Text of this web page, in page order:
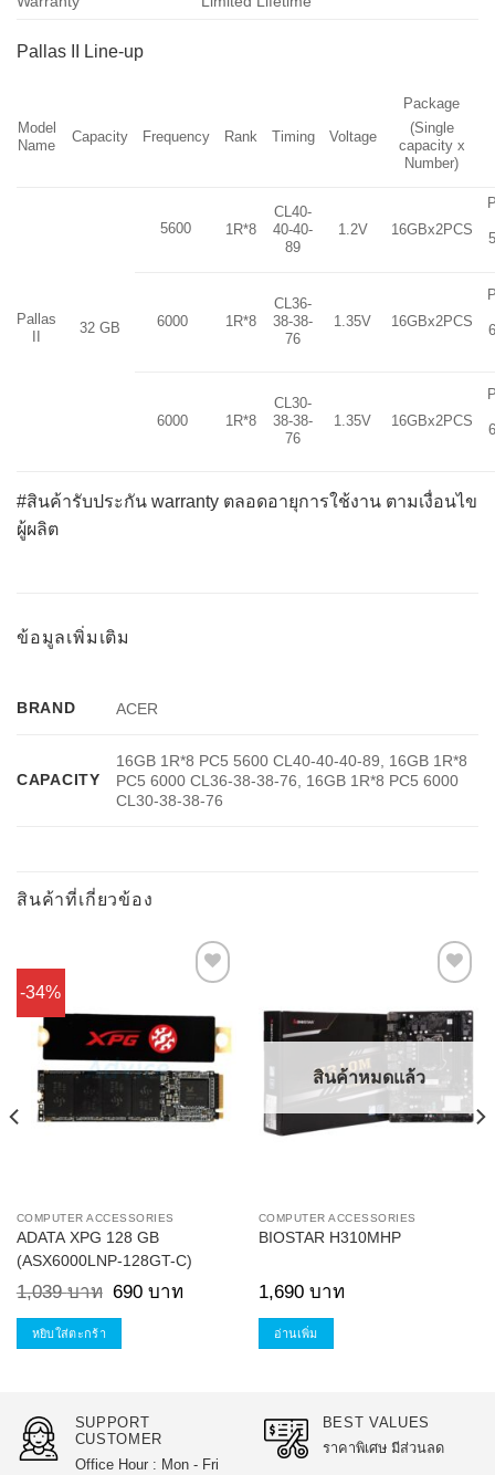
Pallas II Line-up
Model
Name
Capacity Frequency Rank Timing Voltage
Package
(Single
capacity x
Number)
Pallas
32 GB
5600 1R*8
CL40-
40-40-
89
1.2V 16GBx2PCS
6000 1R*8
CL36-
38-38-
76
1.35V 16GBx2PCS
6000 1R*8
CL30-
38-38-
76
1.35V 16GBx2PCS
#สินค้ารับประกัน warranty ตลอดอายุการใช้งาน ตามเงื่อนไข
ผู้ผลิต
ข้อมูลเพิ่มเติม
BRAND ACER
CAPACITY
16GB 1R*8 PC5 5600 CL40-40-40-89, 16GB 1R*8
PC5 6000 CL36-38-38-76, 16GB 1R*8 PC5 6000
CL30-38-38-76
สินค้าที่เกี่ยวข้อง
-34%
Add to
Wishlist
COMPUTER ACCESSORIES
ADATA XPG 128 GB
(ASX6000LNP-128GT-C)
1,039บาท
Original
price
was:
690 บาทCurrent
price
หยิบใส่ตะกร้า
Add to
Wishlist
สินค้าหมดแล้ว
COMPUTER ACCESSORIES
BIOSTAR H310MHP
1,690 บาท
อ่านเพิ่ม
SUPPORT
CUSTOMER
Office Hour : Mon - Fri
BEST VALUES
ราคาพิเศษ มีส่วนลด